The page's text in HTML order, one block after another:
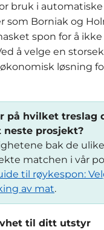
bruk i
som Borniak og
spon for å
å velge en
løsning
på hvilket treslag
prosjekt?
bak de
matchen i vår
til røykespon:
av mat.
til ditt utstyr